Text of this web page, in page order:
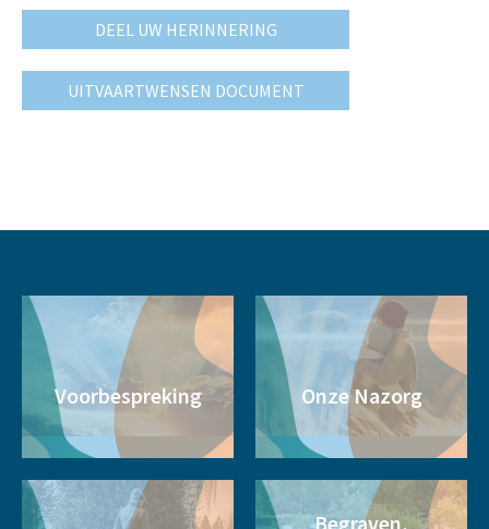
DEEL UW HERINNERING
UITVAARTWENSEN DOCUMENT
Voorbespreking Onze Nazorg
Begraven,